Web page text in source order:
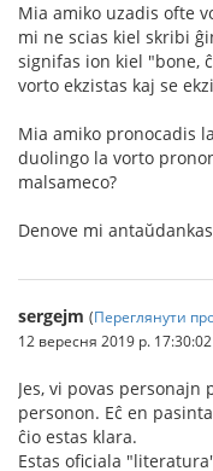
Mia amiko uzadis ofte
mi ne scias kiel skribi
signifas ion kiel "bone,
vorto ekzistas kaj se
Mia amiko pronocadis
duolingo la vorto
malsameco?
Denove mi
sergejm (Переглянути
12 вересня 2019 р. 17:30:02
Jes, vi povas
personon. Eĉ en
ĉio estas klara.
Estas oficiala